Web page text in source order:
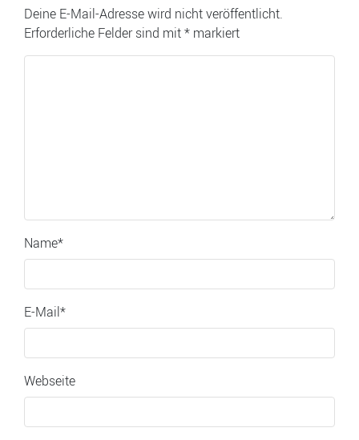
Deine E-Mail-Adresse wird nicht veröffentlicht.
Erforderliche Felder sind mit* markiert
Name*
E-Mail*
Webseite